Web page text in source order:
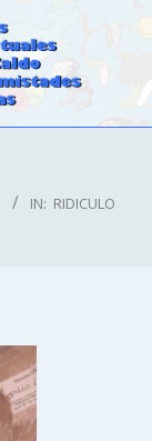
IN: RIDICULO